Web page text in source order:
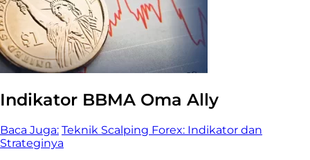
Indikator BBMA Oma Ally
Baca Juga: Teknik Scalping Forex: Indikator dan
Strateginya